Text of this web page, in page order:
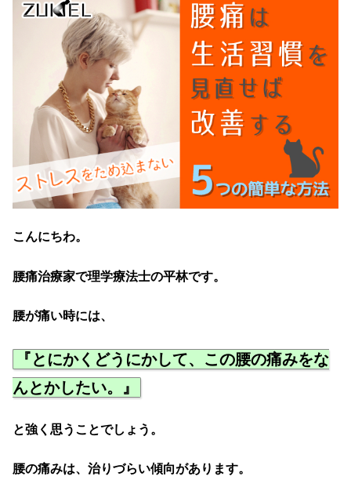
こんにちわ。
腰痛治療家で理学療法士の平林です。
腰が痛い時には、
『とにかくどうにかして、この腰の痛みをな
んとかしたい。』
と強く思うことでしょう。
腰の痛みは、治りづらい傾向があります。